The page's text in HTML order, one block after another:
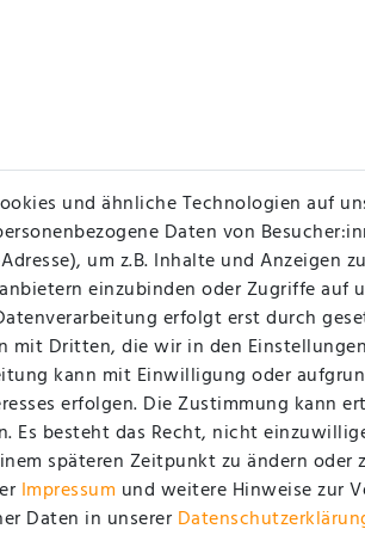
und ähnliche Technologien auf
Daten von
um z.B. Inhalte und Anzeigen
einzubinden oder Zugriffe auf
erfolgt erst durch
mit Dritten, die wir in den
kann mit Einwilligung oder
erfolgen. Die Zustimmung kann
Es besteht das Recht, nicht
späteren Zeitpunkt zu ändern oder
Impressum und weitere Hinweise zur
Daten in unserer